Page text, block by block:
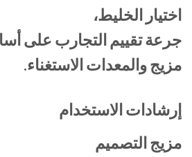
اختيار الخليط،
جرعة تقييم التجارب على
مزيج والمعدات الاستغناء.
إرشادات الاستخدام
مزيج التصميم